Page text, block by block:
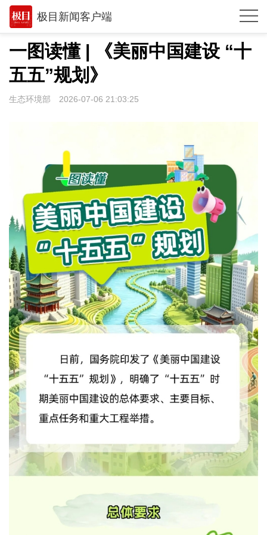
极目新闻客户端
推荐
体育
观点
世相
环球
专题
极客圈
经济
城建
科教
健康
悠游
相亲
汽车
房产
一图读懂 | 《美丽中国建设 “十
五五”规划》
生态环境部 2026-07-06 21:03:25